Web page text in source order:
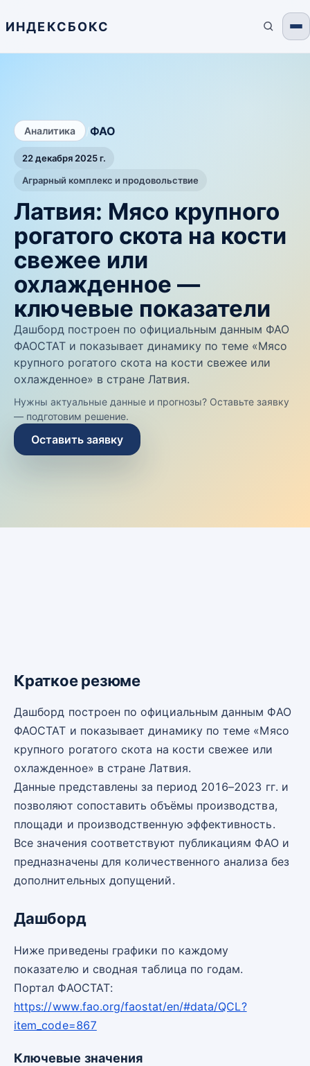
ИНДЕКСБОКС
Аналитика ФАО
22 декабря 2025 г.
Аграрный комплекс и продовольствие
Латвия: Мясо крупного
рогатого скота на кости
свежее или
охлажденное —
ключевые показатели
Дашборд построен по официальным данным ФАО
ФАОСТАТ и показывает динамику по теме «Мясо
крупного рогатого скота на кости свежее или
охлажденное» в стране Латвия.
Нужны актуальные данные и прогнозы? Оставьте заявку
— подготовим решение.
Оставить заявку
Краткое резюме
Дашборд построен по официальным данным ФАО
ФАОСТАТ и показывает динамику по теме «Мясо
крупного рогатого скота на кости свежее или
охлажденное» в стране Латвия.
Данные представлены за период 2016–2023 гг. и
позволяют сопоставить объёмы производства,
площади и производственную эффективность.
Все значения соответствуют публикациям ФАО и
предназначены для количественного анализа без
дополнительных допущений.
Дашборд
Ниже приведены графики по каждому
показателю и сводная таблица по годам.
Портал ФАОСТАТ:
https://www.fao.org/faostat/en/#data/QCL?
item_code=867
Ключевые значения